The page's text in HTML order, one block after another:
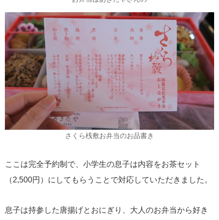
さくら桟敷お弁当のお品書き
ここは完全予約制で、小学生の息子は内容をお茶セット
（2,500円）にしてもらうことで対応していただきました。
息子は持参した唐揚げとおにぎり、大人のお弁当から好き